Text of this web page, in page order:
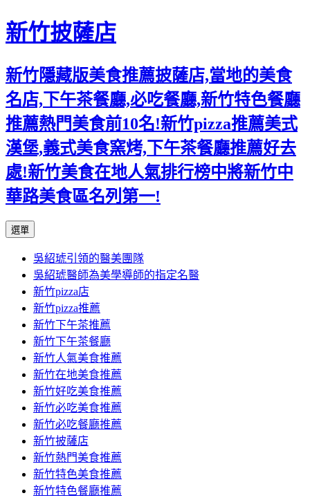
新竹披薩店
新竹隱藏版美食推薦披薩店,當地的美食
名店,下午茶餐廳,必吃餐廳,新竹特色餐廳
推薦熱門美食前10名!新竹pizza推薦美式
漢堡,義式美食窯烤,下午茶餐廳推薦好去
處!新竹美食在地人氣排行榜中將新竹中
華路美食區名列第一!
選單
主
要
內
容
吳紹琥引領的醫美團隊
吳紹琥醫師為美學導師的指定名醫
新竹pizza店
新竹pizza推薦
新竹下午茶推薦
新竹下午茶餐廳
新竹人氣美食推薦
新竹在地美食推薦
新竹好吃美食推薦
新竹必吃美食推薦
新竹必吃餐廳推薦
新竹披薩店
新竹熱門美食推薦
新竹特色美食推薦
新竹特色餐廳推薦